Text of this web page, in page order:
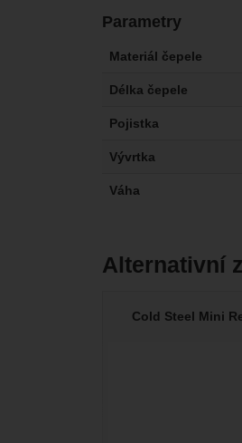
Parametry
Materiál čepele
Délka čepele
Pojistka
Vývrtka
Váha
Alternativní
Cold Steel Mini